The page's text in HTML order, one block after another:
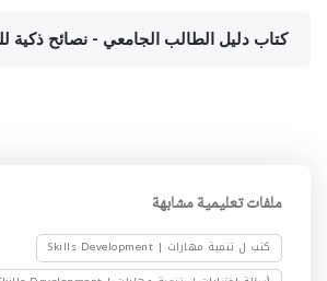
كتاب دليل الطالب الجامعي - نصائح ذكية
ملفات تعليمية مشابهة
كتب ل تنمية مهارات | Skills Development